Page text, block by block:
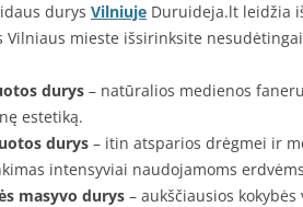
durys Vilniuje Duruideja.lt leidžia
Vilniaus mieste išsirinksite
durys – natūralios medienos
estetiką.
durys – itin atsparios drėgmei ir
intensyviai naudojamoms
masyvo durys – aukščiausios